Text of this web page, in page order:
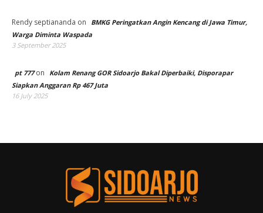
Rendy septiananda on
BMKG Peringatkan Angin Kencang di Jawa Timur,
Warga Diminta Waspada
3 September 2025
pt 777on
Kolam Renang GOR Sidoarjo Bakal Diperbaiki, Disporapar
Siapkan Anggaran Rp 467 Juta
16 July 2025